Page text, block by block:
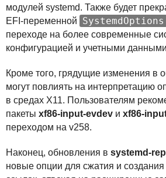
модулей systemd. Также будет
EFI -переменной SystemdOptions
переходе на более современные
конфигурацией и учетными
Кроме того, грядущие изменения в
могут повлиять на интерпретацию
в средах X11. Пользователям
пакеты xf86-input-evdev и xf86-
переходом на v258.
Наконец, обновления в systemd-
новые опции для сжатия и